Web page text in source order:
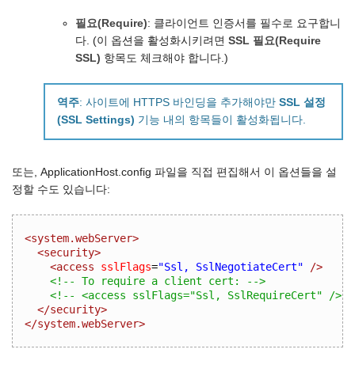
필요(Require): 클라이언트 인증서를 필수로 요구합니
다. (이 옵션을 활성화시키려면 SSL 필요(Require
SSL) 항목도 체크해야 합니다.)
역주: 사이트에 HTTPS 바인딩을 추가해야만 SSL 설정
(SSL Settings) 기능 내의 항목들이 활성화됩니다.
또는, ApplicationHost.config 파일을 직접 편집해서 이 옵션들을 설
정할 수도 있습니다:
<system.webServer>
<security>
<access
sslFlags="Ssl, SslNegotiateCert"
/>
<!-- To require a client cert: -->
<!-- <access sslFlags="Ssl, SslRequireCert" />
</security>
</system.webServer>